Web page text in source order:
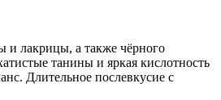
и лакрицы, а также чёрного
танины и яркая кислотность
Длительное послевкусие с